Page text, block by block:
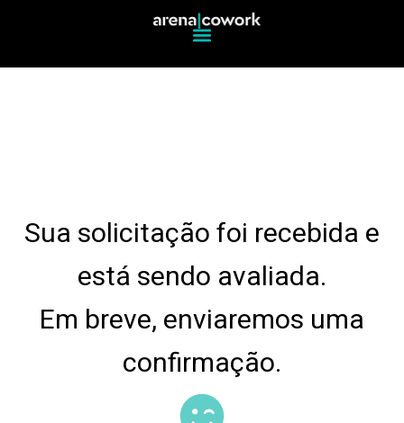
Sua solicitação foi recebida e
está sendo avaliada.
Em breve, enviaremos uma
confirmação.